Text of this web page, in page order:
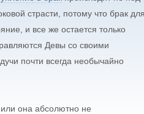
страсти, потому что брак для
и все же остается только
Девы со своими
почти всегда необычайно
или она абсолютно не